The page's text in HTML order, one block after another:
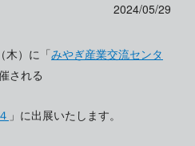
2024/05/29
木）に「みやぎ産業交流センタ
される
」に出展いたします。